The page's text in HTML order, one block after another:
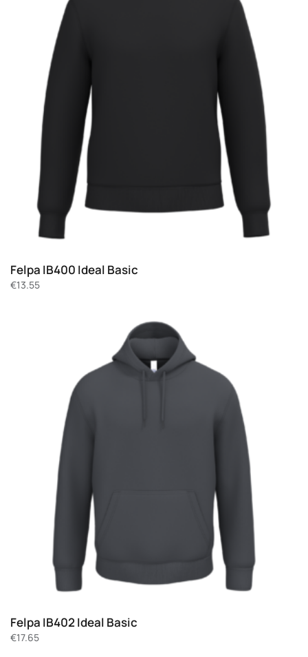
Felpa IB400 Ideal Basic
€13.55
Felpa IB402 Ideal Basic
€17.65